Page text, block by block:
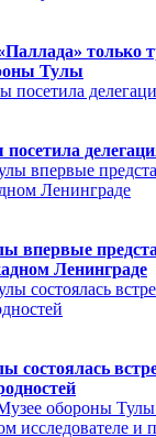
только
Тулы
впервые
Ленинграде
состоялась